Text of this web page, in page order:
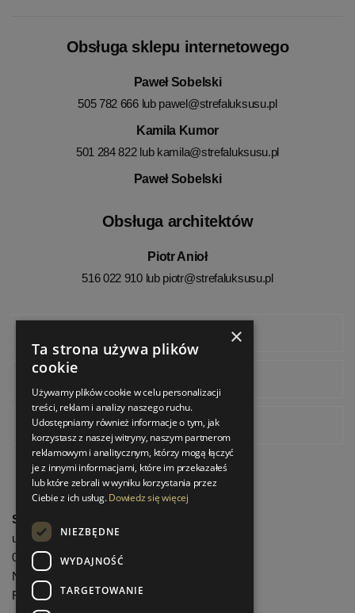
Obsługa sklepu internetowego
Paweł Sobelski
505 782 666 lub pawel@strefaluksusu.pl
Kamila Kumor
501 284 822 lub kamila@strefaluksusu.pl
Paweł Sobelski
Obsługa architektów
Piotr Anioł
516 022 910 lub piotr@strefaluksusu.pl
Pinterest
StrefaLuksusu.pl
ul. Bartycka 24/26 Pawilon 227
00-716 Warszawa
NIP: 8251972213
REGON: 06035139
×
Ta strona używa plików
cookie
Używamy plików cookie w celu personalizacji
treści, reklam i analizy naszego ruchu.
Udostępniamy również informacje o tym, jak
korzystasz z naszej witryny, naszym partnerom
reklamowym i analitycznym, którzy mogą łączyć
je z innymi informacjami, które im przekazałeś
lub które zebrali w wyniku korzystania przez
Ciebie z ich usług.Dowiedz się więcej
NIEZBĘDNE
WYDAJNOŚĆ
TARGETOWANIE